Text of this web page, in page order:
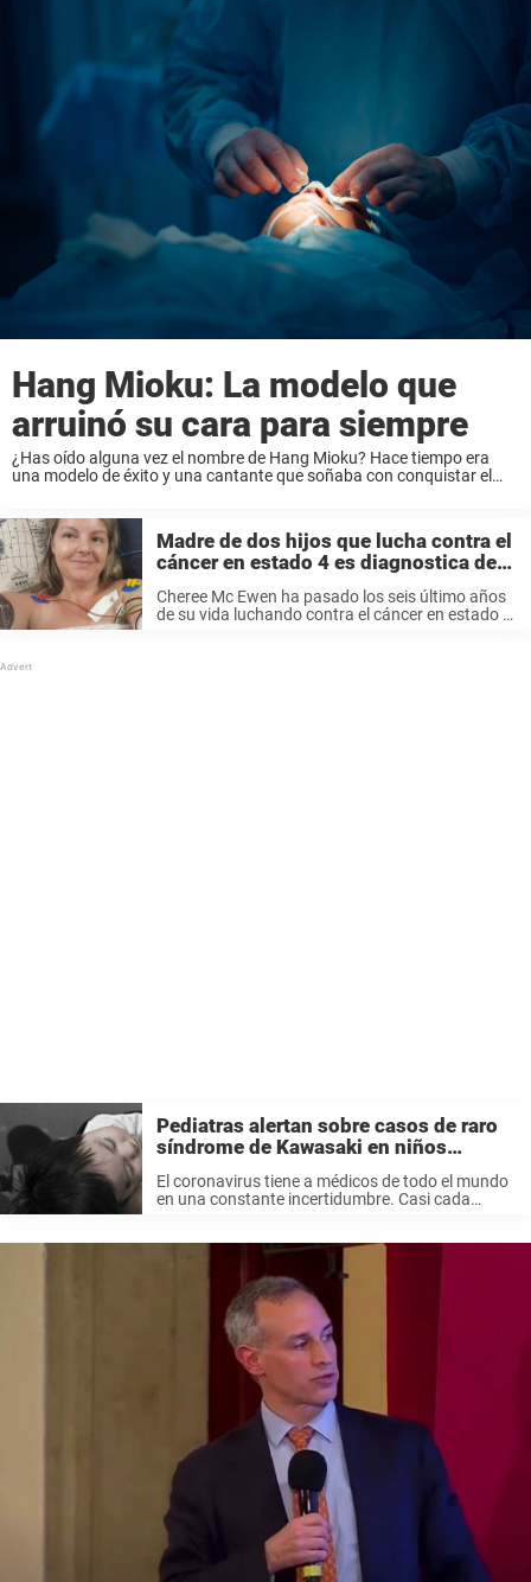
Hang Mioku: La modelo que
arruinó su cara para siempre
¿Has oído alguna vez el nombre de Hang Mioku? Hace tiempo era
una modelo de éxito y una cantante que soñaba con conquistar el
Madre de dos hijos que lucha contra el
cáncer en estado 4 es diagnostica de
COVID-19 – recemos por ella
Cheree Mc Ewen ha pasado los seis último años
de su vida luchando contra el cáncer en estado 4.
Pediatras alertan sobre casos de raro
síndrome de Kawasaki en niños
relacionado con el corona
El coronavirus tiene a médicos de todo el mundo
en una constante incertidumbre. Casi cada
parece bastante claro que puede desencadenar